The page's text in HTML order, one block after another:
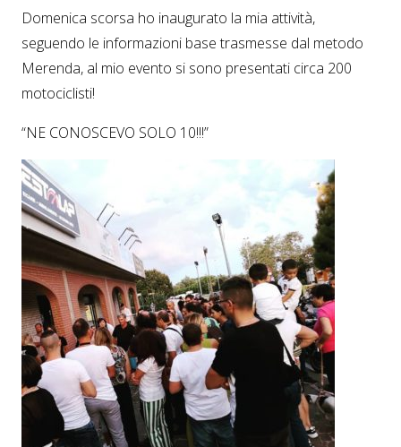
Domenica scorsa ho inaugurato la mia attività,
seguendo le informazioni base trasmesse dal metodo
Merenda, al mio evento si sono presentati circa 200
motociclisti!
“NE CONOSCEVO SOLO 10!!!”